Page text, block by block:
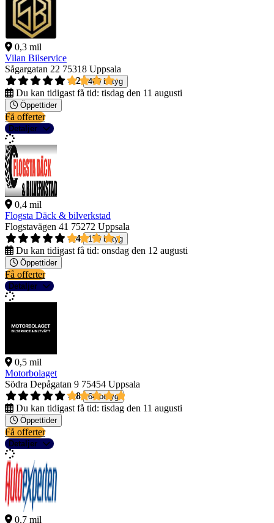
0,3 mil
Vilan Bilservice
Sågargatan 22 75318 Uppsala
4,2
460 betyg
Du kan tidigast få tid: tisdag den 11 augusti
Öppettider
Få offerter
Detaljer
0,4 mil
Flogsta Däck & bilverkstad
Flogstavägen 41 75272 Uppsala
4,4
170 betyg
Du kan tidigast få tid: onsdag den 12 augusti
Öppettider
Få offerter
Detaljer
0,5 mil
Motorbolaget
Södra Depågatan 9 75454 Uppsala
4,8
64 betyg
Du kan tidigast få tid: tisdag den 11 augusti
Öppettider
Få offerter
Detaljer
0,7 mil